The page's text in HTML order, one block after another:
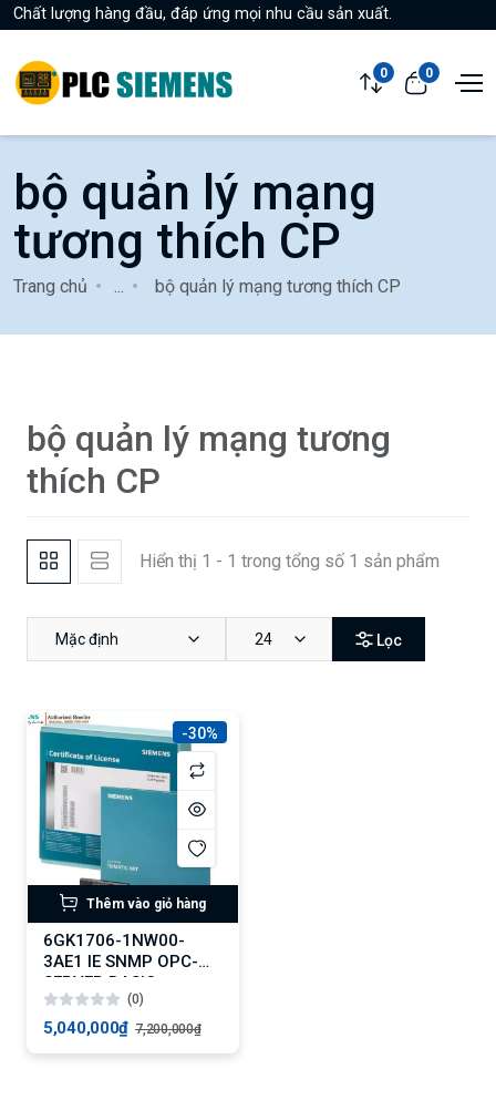
Chất lượng hàng đầu, đáp ứng mọi nhu cầu sản xuất.
0 0
bộ quản lý mạng
tương thích CP
Trang chủ bộ quản lý mạng tương thích CP
bộ quản lý mạng tương
thích CP
Hiển thị 1 - 1 trong tổng số 1 sản phẩm
Mặc định 24 Lọc
-30%
Thêm vào giỏ hàng
6GK1706-1NW00-
3AE1 IE SNMP OPC-
SERVER BASIC
UPGRADE 2005
(0)
5,040,000₫ 7,200,000₫